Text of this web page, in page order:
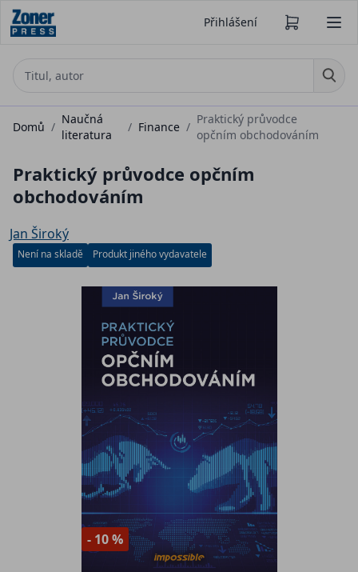
Přihlášení
Domů /
Naučná
literatura
/ Finance /
Praktický průvodce
opčním obchodováním
Praktický průvodce opčním
obchodováním
Jan Široký
Není na skladě Produkt jiného vydavatele
- 10 %